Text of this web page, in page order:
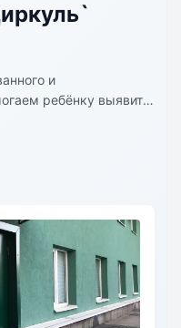
и
ребёнку выявить
путь.